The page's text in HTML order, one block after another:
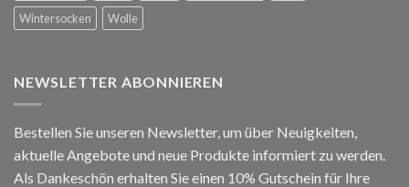
Wintersocken
Wolle
NEWSLETTER ABONNIEREN
Bestellen Sie unseren Newsletter, um über Neuigkeiten,
aktuelle Angebote und neue Produkte informiert zu werden.
Als Dankeschön erhalten Sie einen 10% Gutschein für Ihre